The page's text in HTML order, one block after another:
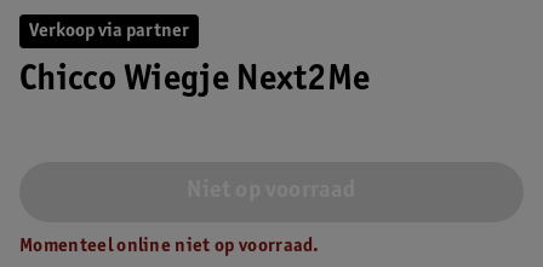
Verkoop via partner
Chicco Wiegje Next2Me
Momenteel online niet op voorraad.